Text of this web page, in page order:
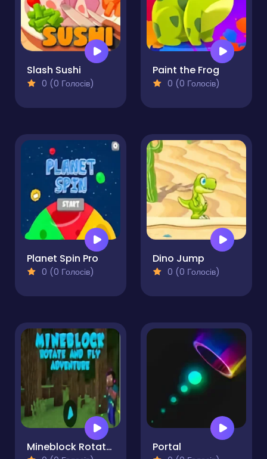
Slash Sushi
0 (0 Голосів)
Paint the Frog
0 (0 Голосів)
Planet Spin Pro
0 (0 Голосів)
Dino Jump
0 (0 Голосів)
Mineblock Rotate and Fly Adventure Portal